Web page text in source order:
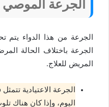
الجرعة الموصي
الجرعة من هذا الدواء يتم
الجرعة باختلاف الحالة
المريض للعلاج.
الجرعة الاعتيادية